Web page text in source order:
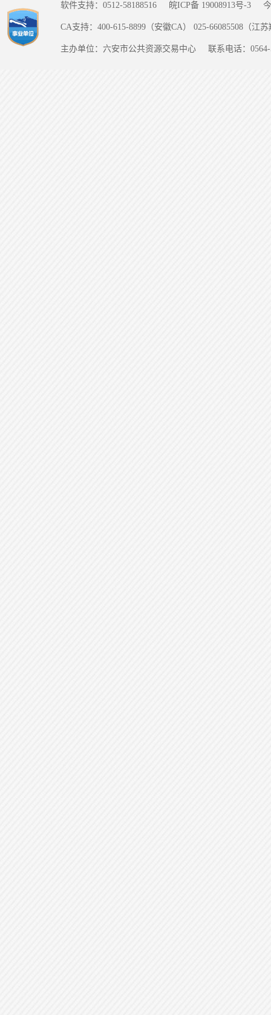
软件支持：0512-58188516 皖ICP备 19008913号-3
CA支持：400-615-8899（安徽CA） 025-66085508（江
主办单位：六安市公共资源交易中心 联系电话：0564-